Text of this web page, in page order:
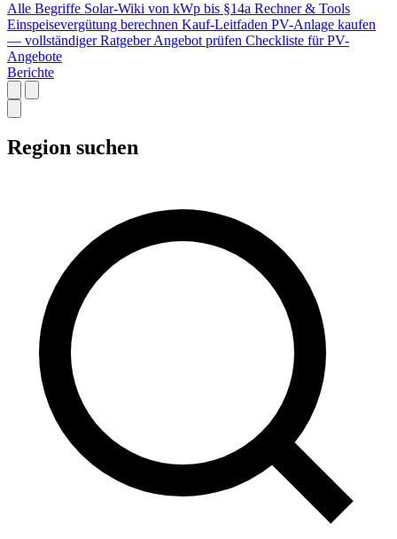
Alle Begriffe Solar-Wiki von kWp bis §14a Rechner & Tools
Einspeisevergütung berechnen Kauf-Leitfaden PV-Anlage kaufen
— vollständiger Ratgeber Angebot prüfen Checkliste für PV-
Angebote
Berichte
Region suchen